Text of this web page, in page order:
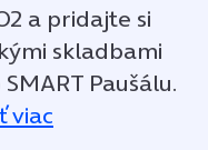
a pridajte si
skladbami
Paušálu.
viac